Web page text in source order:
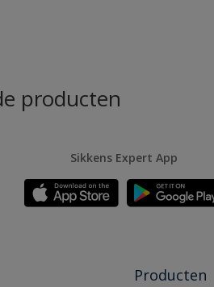
producten
Sikkens Expert App
Producten